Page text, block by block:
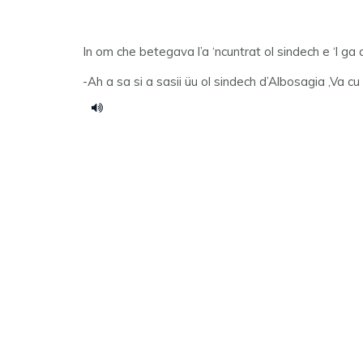
In om che betegava l’a ‘ncuntrat ol sindech e ‘l ga
-Ah a sa si a sasii üu ol sindech d’Albosagia ,Va